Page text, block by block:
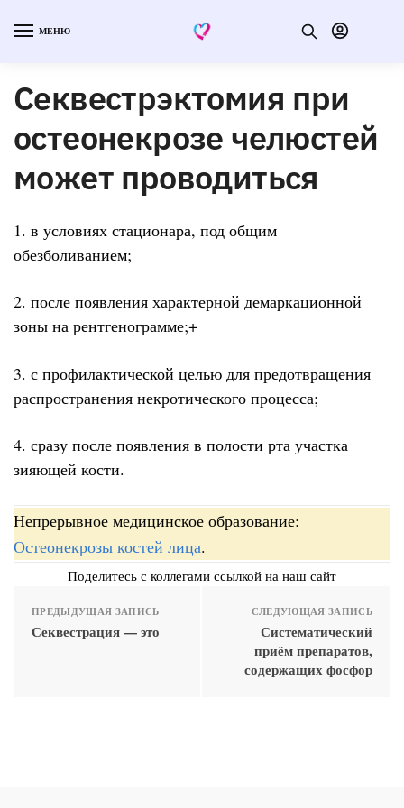
МЕНЮ
Секвестрэктомия при
остеонекрозе челюстей
может проводиться
1. в условиях стационара, под общим
обезболиванием;
2. после появления характерной демаркационной
зоны на рентгенограмме;+
3. с профилактической целью для предотвращения
распространения некротического процесса;
4. сразу после появления в полости рта участка
зияющей кости.
Непрерывное медицинское образование:
Остеонекрозы костей лица.
Поделитесь с коллегами ссылкой на наш сайт
ПРЕДЫДУЩАЯ ЗАПИСЬ
Секвестрация — это
СЛЕДУЮЩАЯ ЗАПИСЬ
Систематический
приём препаратов,
содержащих фосфор